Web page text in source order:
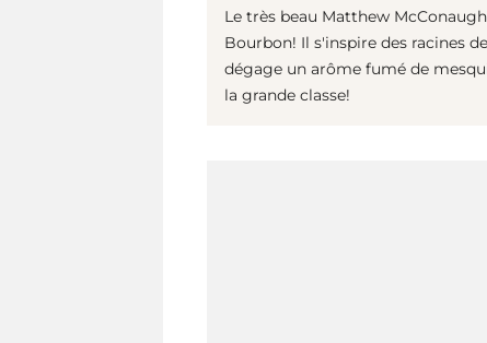
Le très beau Matthew
Bourbon! Il s'inspire des racines
dégage un arôme fumé de
la grande classe!